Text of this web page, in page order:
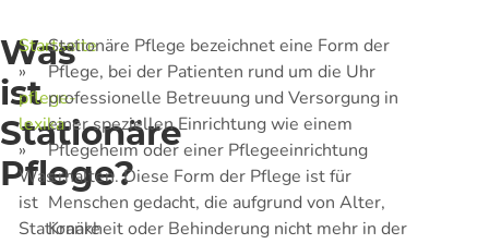
Was
ist
Stationäre
Pflege?
Startseite
»
pflege-
lexika
»
Was
ist
Stationäre
Stationäre Pflege bezeichnet eine Form der
Pflege, bei der Patienten rund um die Uhr
professionelle Betreuung und Versorgung in
einer speziellen Einrichtung wie einem
Pflegeheim oder einer Pflegeeinrichtung
erhalten. Diese Form der Pflege ist für
Menschen gedacht, die aufgrund von Alter,
Krankheit oder Behinderung nicht mehr in der